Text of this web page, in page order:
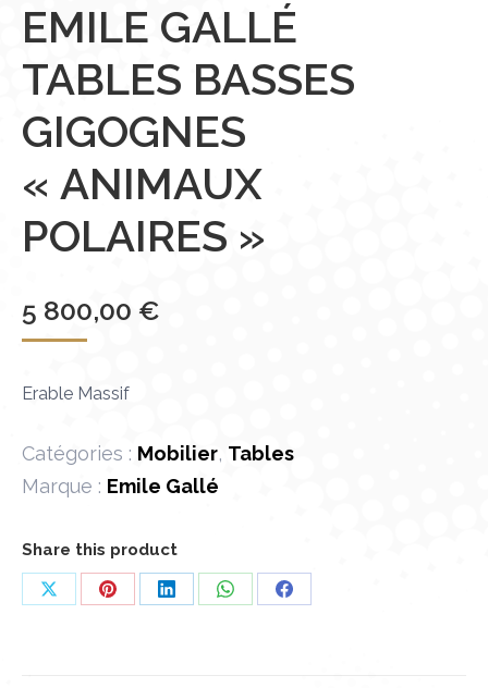
EMILE GALLÉ
TABLES BASSES
GIGOGNES
« ANIMAUX
POLAIRES »
5 800,00 €
Erable Massif
Catégories : Mobilier, Tables
Marque : Emile Gallé
Share this product
PartagerPartagerPartagerPartagerPartager